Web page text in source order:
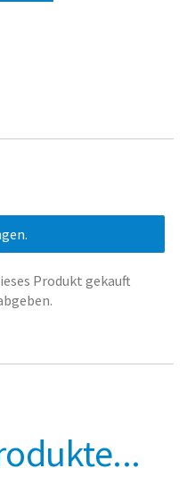
Produkt gekauft